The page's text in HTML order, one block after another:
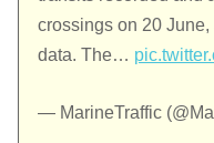
crossings on 20
data. The…
— MarineTraffic